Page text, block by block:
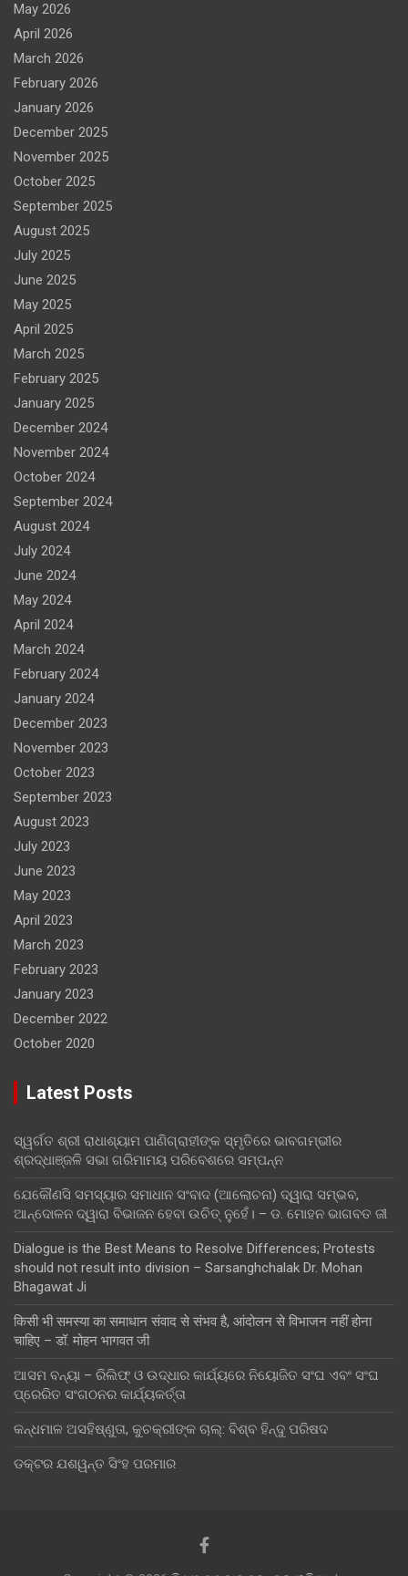
May 2026
April 2026
March 2026
February 2026
January 2026
December 2025
November 2025
October 2025
September 2025
August 2025
July 2025
June 2025
May 2025
April 2025
March 2025
February 2025
January 2025
December 2024
November 2024
October 2024
September 2024
August 2024
July 2024
June 2024
May 2024
April 2024
March 2024
February 2024
January 2024
December 2023
November 2023
October 2023
September 2023
August 2023
July 2023
June 2023
May 2023
April 2023
March 2023
February 2023
January 2023
December 2022
October 2020
Latest Posts
ସ୍ୱର୍ଗତ ଶ୍ରୀ ରାଧାଶ୍ୟାମ ପାଣିଗ୍ରାହୀଙ୍କ ସ୍ମୃତିରେ ଭାବଗମ୍ଭୀର
ଶ୍ରଦ୍ଧାଞ୍ଜଳି ସଭା ଗରିମାମୟ ପରିବେଶରେ ସମ୍ପନ୍ନ
ଯେକୌଣସି ସମସ୍ୟାର ସମାଧାନ ସଂବାଦ (ଆଲୋଚନା) ଦ୍ୱାରା ସମ୍ଭବ,
ଆନ୍ଦୋଳନ ଦ୍ୱାରା ବିଭାଜନ ହେବା ଉଚିତ୍ ନୁହେଁ। – ଡ. ମୋହନ ଭାଗବତ ଜୀ
Dialogue is the Best Means to Resolve Differences; Protests
should not result into division – Sarsanghchalak Dr. Mohan
Bhagawat Ji
किसी भी समस्या का समाधान संवाद से संभव है, आंदोलन से विभाजन नहीं होना
चाहिए – डॉ. मोहन भागवत जी
ଆସମ ବନ୍ୟା – ରିଲିଫ୍ ଓ ଉଦ୍ଧାର କାର୍ଯ୍ୟରେ ନିୟୋଜିତ ସଂଘ ଏବଂ ସଂଘ
ପ୍ରେରିତ ସଂଗଠନର କାର୍ଯ୍ୟକର୍ତ୍ତା
କନ୍ଧମାଳ ଅସହିଷ୍ଣୁତା, କୁଚକ୍ରୀଙ୍କ ଚାଲ୍: ବିଶ୍ବ ହିନ୍ଦୁ ପରିଷଦ
ଡକ୍ଟର ଯଶୱନ୍ତ ସିଂହ ପରମାର